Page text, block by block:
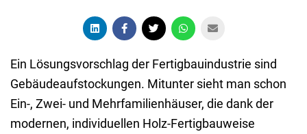
Ein Lösungsvorschlag der Fertigbauindustrie sind
Gebäudeaufstockungen. Mitunter sieht man schon
Ein-, Zwei- und Mehrfamilienhäuser, die dank der
modernen, individuellen Holz-Fertigbauweise